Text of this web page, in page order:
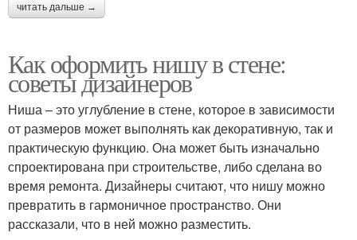
читать дальше →
Как оформить нишу в стене:
советы дизайнеров
Ниша – это углубление в стене, которое в зависимости
от размеров может выполнять как декоративную, так и
практическую функцию. Она может быть изначально
спроектирована при строительстве, либо сделана во
время ремонта. Дизайнеры считают, что нишу можно
превратить в гармоничное пространство. Они
рассказали, что в ней можно разместить.